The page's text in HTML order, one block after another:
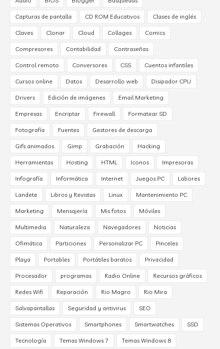
Capturas de pantalla CD ROM Educativos Clases de inglés
Claves Clonar Cloud Collages Comics
Compresores Contabilidad Contraseñas
Control remoto Conversores CSS Cuentos infantiles
Cursos online Datos Desarrollo web Disipador CPU
Drivers Edición de imágenes Email Marketing
Empresas Encriptar Firewall Formatear SD
Fotografía Fuentes Gestores de descarga
Gifs animados Gimp Grabación Hacking
Herramientas Hosting HTML Iconos Impresoras
Infografía Informática Internet Juegos PC Labores
Landete Libros y Revistas Linux Mantenimiento PC
Marketing Mensajería Mis fotos Móviles
Multimedia Naturaleza Navegadores Noticias
Ofimática Particiones Personalizar PC Pinceles
Playa Portables Portátiles baratos Privacidad
Procesador programas Radio Online Recursos gráficos
Redes Wifi Reparación Rio Magro Rio Mira
Salvapantallas Seguridad y antivirus SEO
Sistemas Operativos Smartphones Smartwatches SSD
Tecnología Temas Windows 7 Temas Windows 8